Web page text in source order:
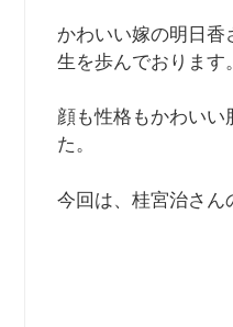
かわいい嫁の明日香
生を歩んでおります。
顔も性格もかわい
た。
今回は、桂宮治さん